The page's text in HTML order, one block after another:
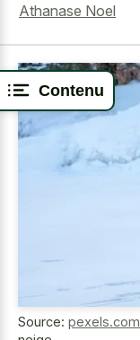
Contenu
Athanase Noel
Source: pexels.com